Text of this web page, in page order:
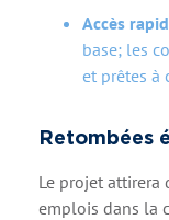
Accès
base; les
et prêtes à
Retombées
Le projet attirera
emplois dans la